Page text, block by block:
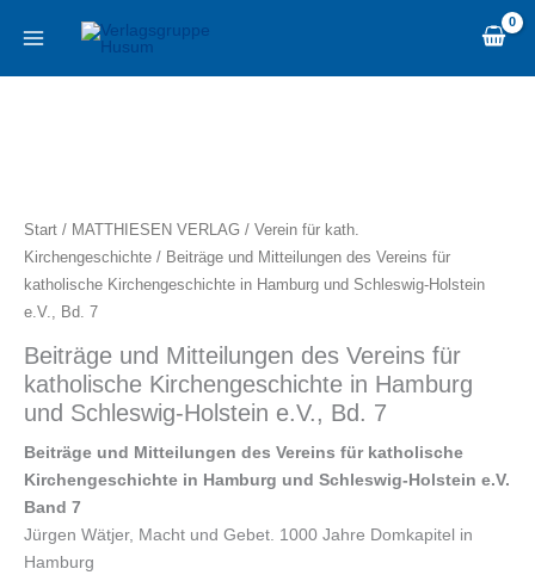
Inhalt
Start / MATTHIESEN VERLAG / Verein für kath.
Kirchengeschichte / Beiträge und Mitteilungen des Vereins für
katholische Kirchengeschichte in Hamburg und Schleswig-Holstein
e.V., Bd. 7
Beiträge und Mitteilungen des Vereins für
katholische Kirchengeschichte in Hamburg
und Schleswig-Holstein e.V., Bd. 7
Beiträge und Mitteilungen des Vereins für katholische
Kirchengeschichte in Hamburg und Schleswig-Holstein e.V.
Band 7
Jürgen Wätjer, Macht und Gebet. 1000 Jahre Domkapitel in
Hamburg
Vereins
für
katholische
Kirchengeschichte
Hamburg
und
Schleswig-